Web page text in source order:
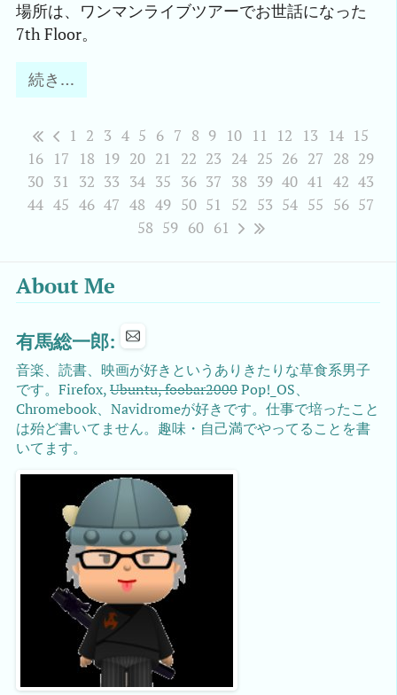
場所は、ワンマンライブツアーでお世話になった
7th Floor。
続き…
1 2 3 4 5 6 7 8 9 10 11 12 13 14 15
16 17 18 19 20 21 22 23 24 25 26 27 28 29
30 31 32 33 34 35 36 37 38 39 40 41 42 43
44 45 46 47 48 49 50 51 52 53 54 55 56 57
58 59 60 61
About Me
有馬総一郎:
音楽、読書、映画が好きというありきたりな草食系男子
です。Firefox,Ubuntu, foobar2000Pop!_OS、
Chromebook、Navidromeが好きです。仕事で培ったこと
は殆ど書いてません。趣味・自己満でやってることを書
いてます。